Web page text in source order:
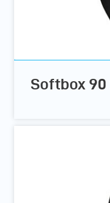
Softbox 90